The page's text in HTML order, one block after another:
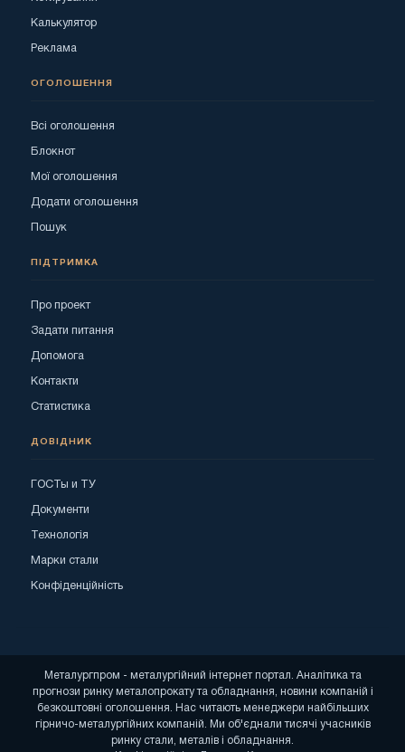
Калькулятор
Реклама
ОГОЛОШЕННЯ
Всі оголошення
Блокнот
Мої оголошення
Додати оголошення
Пошук
ПІДТРИМКА
Про проект
Задати питання
Допомога
Контакти
Статистика
ДОВІДНИК
ГОСТы и ТУ
Документи
Технологія
Марки стали
Конфіденційність
Металургпром - металургійний інтернет портал. Аналітика та
прогнози ринку металопрокату та обладнання, новини компаній і
безкоштовні оголошення. Нас читають менеджери найбільших
гірничо-металургійних компаній. Ми об'єднали тисячі учасників
ринку стали, металів і обладнання.